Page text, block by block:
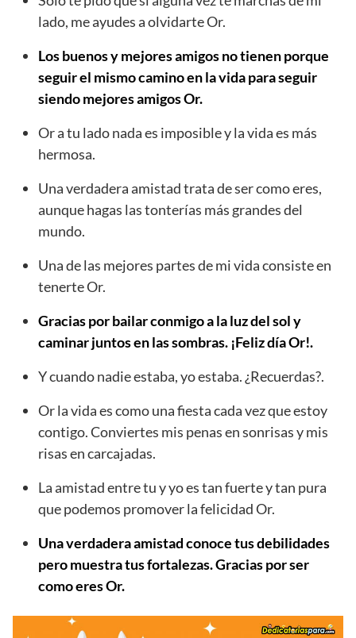
lado, me ayudes a olvidarte Or.
Los buenos y mejores amigos no tienen porque
seguir el mismo camino en la vida para seguir
siendo mejores amigos Or.
Or a tu lado nada es imposible y la vida es más
hermosa.
Una verdadera amistad trata de ser como eres,
aunque hagas las tonterías más grandes del
mundo.
Una de las mejores partes de mi vida consiste en
tenerte Or.
Gracias por bailar conmigo a la luz del sol y
caminar juntos en las sombras. ¡Feliz día Or!.
Y cuando nadie estaba, yo estaba. ¿Recuerdas?.
Or la vida es como una fiesta cada vez que estoy
contigo. Conviertes mis penas en sonrisas y mis
risas en carcajadas.
La amistad entre tu y yo es tan fuerte y tan pura
que podemos promover la felicidad Or.
Una verdadera amistad conoce tus debilidades
pero muestra tus fortalezas. Gracias por ser
como eres Or.